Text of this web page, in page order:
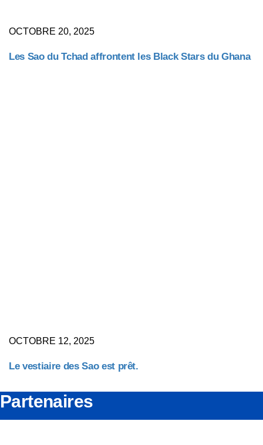
OCTOBRE 20, 2025
Les Sao du Tchad affrontent les Black Stars du Ghana
OCTOBRE 12, 2025
Le vestiaire des Sao est prêt.
Partenaires